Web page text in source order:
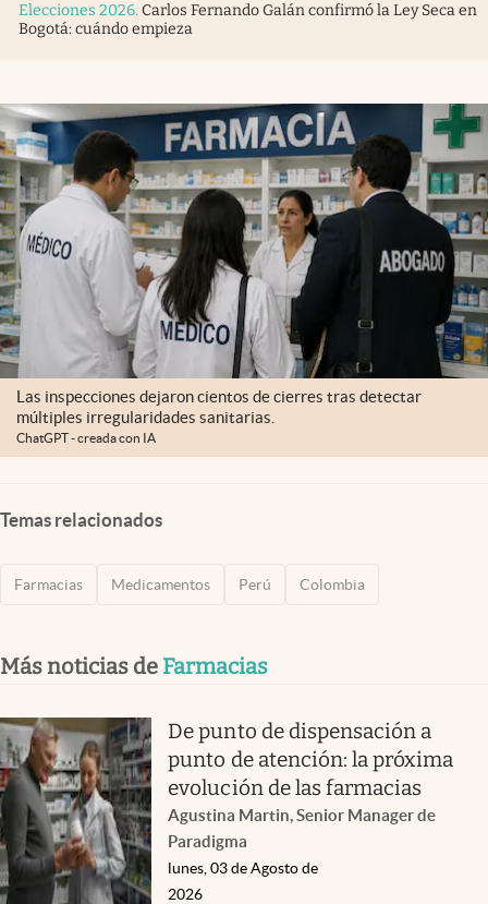
Elecciones 2026. Carlos Fernando Galán confirmó la Ley Seca en
Bogotá: cuándo empieza
Las inspecciones dejaron cientos de cierres tras detectar
múltiples irregularidades sanitarias.
ChatGPT - creada con IA
Temas relacionados
Farmacias Medicamentos Perú Colombia
Más noticias de Farmacias
De punto de dispensación a
punto de atención: la próxima
evolución de las farmacias
Agustina Martin, Senior Manager de
Paradigma
lunes, 03 de Agosto de
2026